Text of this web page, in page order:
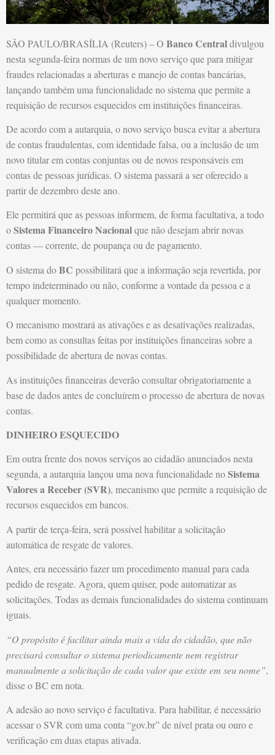
SÃO PAULO/BRASÍLIA (Reuters) – O Banco Centraldivulgou
nesta segunda-feira normas de um novo serviço que para mitigar
fraudes relacionadas a aberturas e manejo de contas bancárias,
lançando também uma funcionalidade no sistema que permite a
requisição de recursos esquecidos em instituições financeiras.
De acordo com a autarquia, o novo serviço busca evitar a abertura
de contas fraudulentas, com identidade falsa, ou a inclusão de um
novo titular em contas conjuntas ou de novos responsáveis em
contas de pessoas jurídicas. O sistema passará a ser oferecido a
partir de dezembro deste ano.
Ele permitirá que as pessoas informem, de forma facultativa, a todo
oSistema Financeiro Nacionalque não desejam abrir novas
contas — corrente, de poupança ou de pagamento.
O sistema doBC possibilitará que a informação seja revertida, por
tempo indeterminado ou não, conforme a vontade da pessoa e a
qualquer momento.
O mecanismo mostrará as ativações e as desativações realizadas,
bem como as consultas feitas por instituições financeiras sobre a
possibilidade de abertura de novas contas.
As instituições financeiras deverão consultar obrigatoriamente a
base de dados antes de concluírem o processo de abertura de novas
contas.
DINHEIRO ESQUECIDO
Em outra frente dos novos serviços ao cidadão anunciados nesta
segunda, a autarquia lançou uma nova funcionalidade noSistema
Valores a Receber (SVR), mecanismo que permite a requisição de
recursos esquecidos em bancos.
A partir de terça-feira, será possível habilitar a solicitação
automática de resgate de valores.
Antes, era necessário fazer um procedimento manual para cada
pedido de resgate. Agora, quem quiser, pode automatizar as
solicitações. Todas as demais funcionalidades do sistema continuam
iguais.
“O propósito é facilitar ainda mais a vida do cidadão, que não
precisará consultar o sistema periodicamente nem registrar
manualmente a solicitação de cada valor que existe em seu nome”,
disse o BC em nota.
A adesão ao novo serviço é facultativa. Para habilitar, é necessário
acessar o SVR com uma conta “gov.br” de nível prata ou ouro e
verificação em duas etapas ativada.